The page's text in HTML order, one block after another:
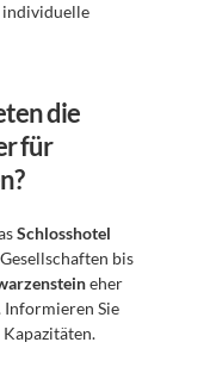
individuelle
die
für
Schlosshotel
bis
eher
Sie